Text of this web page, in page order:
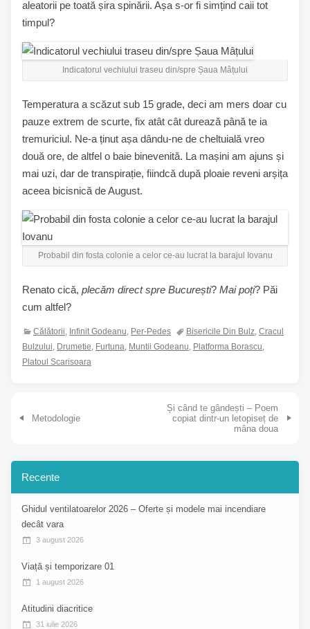
aleatorii pe toată șira spinării. Așa s-or fi simțind caii tot
timpul?
Indicatorul vechiului traseu din/spre Șaua Mâțului
Temperatura a scăzut sub 15 grade, deci am mers doar cu
pauze extrem de scurte, fix atât cât durează până te ia
tremuriciul. Ne-a ținut așa dându-ne de cheltuială vreo
două ore, de altfel o baie binevenită. La mașini am ajuns și
mai uzi, dar de transpirație, fiindcă după ploaie reveni arșița
aceea bicisnică de August.
Probabil din fosta colonie a celor ce-au lucrat la barajul Iovanu
Renato cică, plecăm direct spre București? Mai poți? Păi
cum altfel?
Călătorii Infinit Godeanu Per-Pedes Bisericile Din Bulz Cracul
Bulzului Drumetie Furtuna Muntii Godeanu Platforma Borascu
Platoul Scarisoara
Metodologie
Și când te gândești – Poem
copiat dintr-un letopiseț de
mâna doua
Recente
Ghidul ventilatoarelor 2026 – Oferte și modele mai incendiare
decât vara
3 august 2026
Viață și temporizare 01
1 august 2026
Atitudini diacritice
31 iulie 2026